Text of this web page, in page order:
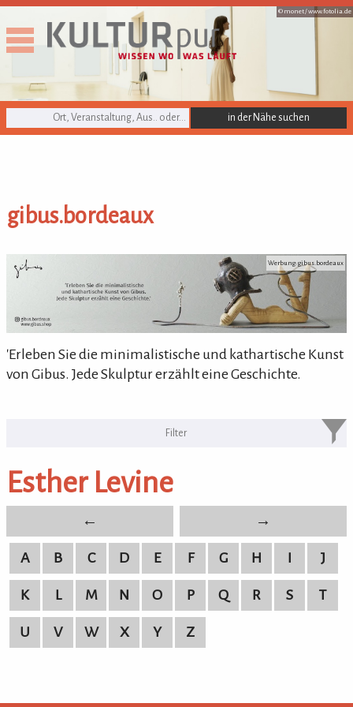
© monet /www.fotolia.de
KULTURpur Suche
gibus.bordeaux
gibus.bordeaux Werbung: gibus.bordeaux
'Erleben Sie die minimalistische und kathartische Kunst
von Gibus. Jede Skulptur erzählt eine Geschichte.
KULTURpur Bildende Künstler von
Esther Levine
bildende Künstler von A-Z
← →
A B C D E F G H I J
K L M N O P Q R S T
U V W X Y Z